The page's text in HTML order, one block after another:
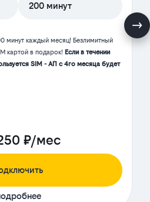
200 минут
минут каждый месяц! Безлимитный
картой в подарок! Если в течении
SIM - АП с 4го месяца будет
₽/мес